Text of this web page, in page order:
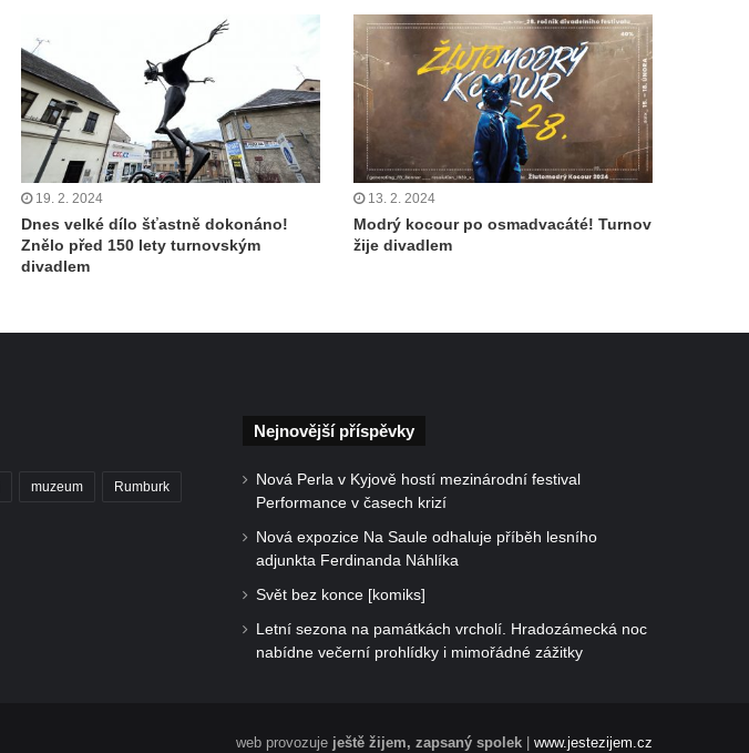
19. 2. 2024
Dnes velké dílo šťastně dokonáno!
Znělo před 150 lety turnovským
divadlem
13. 2. 2024
Modrý kocour po osmadvacáté! Turnov
žije divadlem
muzeum Rumburk
Nejnovější příspěvky
Nová Perla v Kyjově hostí mezinárodní festival
Performance v časech krizí
Nová expozice Na Saule odhaluje příběh lesního
adjunkta Ferdinanda Náhlíka
Svět bez konce [komiks]
Letní sezona na památkách vrcholí. Hradozámecká noc
nabídne večerní prohlídky i mimořádné zážitky
web provozuje ještě žijem, zapsaný spolek www.jestezijem.cz